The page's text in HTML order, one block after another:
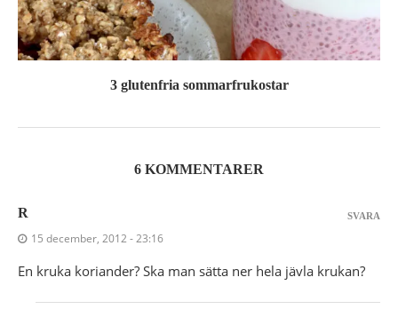
3 glutenfria sommarfrukostar
6 KOMMENTARER
R
15 december, 2012 - 23:16
En kruka koriander? Ska man sätta ner hela jävla krukan?
SVARA